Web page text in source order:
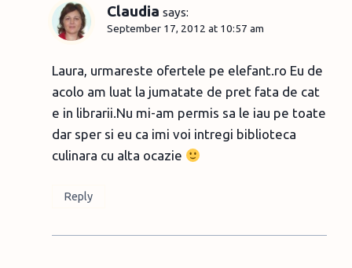
Claudia says:
September 17, 2012 at 10:57 am
Laura, urmareste ofertele pe elefant.ro Eu de
acolo am luat la jumatate de pret fata de cat
e in librarii.Nu mi-am permis sa le iau pe toate
dar sper si eu ca imi voi intregi biblioteca
culinara cu alta ocazie
Reply